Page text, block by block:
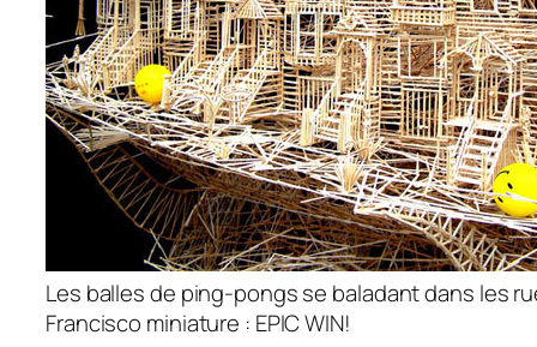
Les balles de ping-pongs se baladant dans les
Francisco miniature : EPIC WIN!